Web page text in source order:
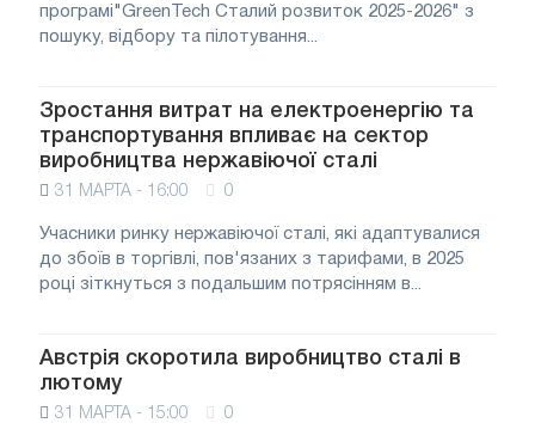
програмі"GreenTech Сталий розвиток 2025-2026" з
пошуку, відбору та пілотування...
Зростання витрат на електроенергію та
транспортування впливає на сектор
виробництва нержавіючої сталі
31 МАРТА - 16:00 0
Учасники ринку нержавіючої сталі, які адаптувалися
до збоїв в торгівлі, пов'язаних з тарифами, в 2025
році зіткнуться з подальшим потрясінням в...
Австрія скоротила виробництво сталі в
лютому
31 МАРТА - 15:00 0